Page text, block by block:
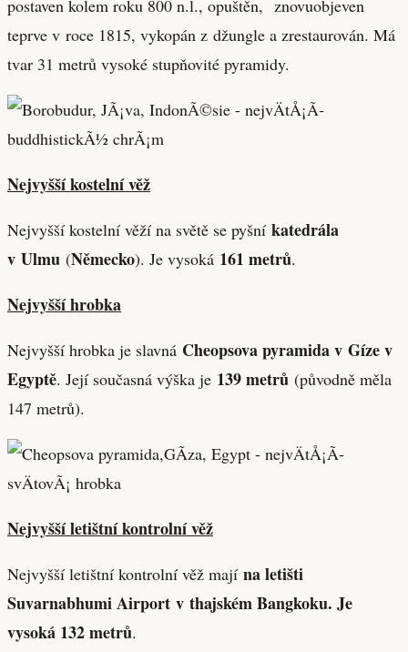
postaven kolem roku 800 n.l., opuštěn, znovuobjeven
teprve v roce 1815, vykopán z džungle a zrestaurován. Má
tvar 31 metrů vysoké stupňovité pyramidy.
Nejvyšší kostelní věž
Nejvyšší kostelní věží na světě se pyšní katedrála
v Ulmu (Německo). Je vysoká 161 metrů.
Nejvyšší hrobka
Nejvyšší hrobka je slavná Cheopsova pyramida v Gíze v
Egyptě. Její současná výška je 139 metrů (původně měla
147 metrů).
Nejvyšší letištní kontrolní věž
Nejvyšší letištní kontrolní věž mají na letišti
Suvarnabhumi Airport v thajském Bangkoku. Je
vysoká 132 metrů.